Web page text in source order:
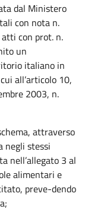
dal Ministero
con nota n.
con prot. n.
un
italiano in
all’articolo 10,
2003, n.
attraverso
negli stessi
nell’allegato 3 al
alimentari e
preve-dendo